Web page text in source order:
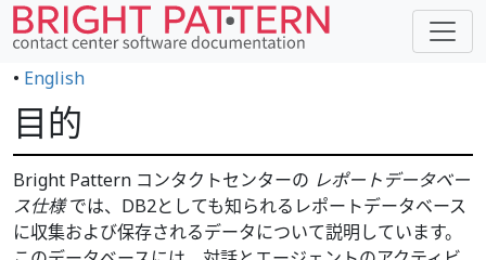
• English
目的
Bright Pattern コンタクトセンターの レポートデータベー
ス仕様では、DB2としても知られるレポートデータベース
に収集および保存されるデータについて説明しています。